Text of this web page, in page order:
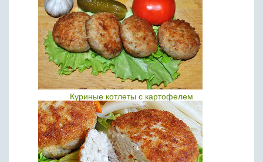
Куриные котлеты с картофелем